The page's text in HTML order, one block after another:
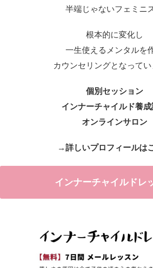
半端じゃないフェミニ
根本的に変化し
一生使えるメンタルを
カウンセリングとなってい
個別セッション
インナーチャイルド養
オンラインサロン
→詳しいプロフィールは
インナーチャイルドレ